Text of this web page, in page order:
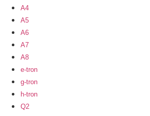
A4
A5
A6
A7
A8
e-tron
g-tron
h-tron
Q2